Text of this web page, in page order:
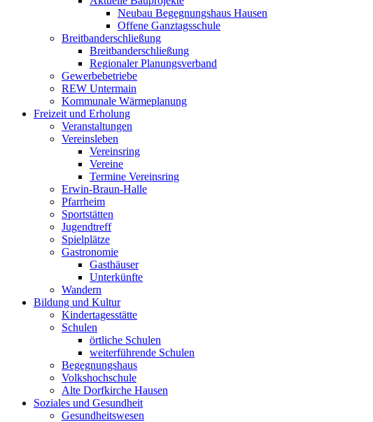
Neubau Begegnungshaus Hausen
Offene Ganztagsschule
Breitbanderschließung
Breitbanderschließung
Regionaler Planungsverband
Gewerbebetriebe
REW Untermain
Kommunale Wärmeplanung
Freizeit und Erholung
Veranstaltungen
Vereinsleben
Vereinsring
Vereine
Termine Vereinsring
Erwin-Braun-Halle
Pfarrheim
Sportstätten
Jugendtreff
Spielplätze
Gastronomie
Gasthäuser
Unterkünfte
Wandern
Bildung und Kultur
Kindertagesstätte
Schulen
örtliche Schulen
weiterführende Schulen
Begegnungshaus
Volkshochschule
Alte Dorfkirche Hausen
Soziales und Gesundheit
Gesundheitswesen